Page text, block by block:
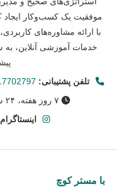
موفقیت یک کسب‌وکار ایجاد
خدمات آموزشی آنلاین، به
تلفن پشتیبانی:
با مستر کوچ